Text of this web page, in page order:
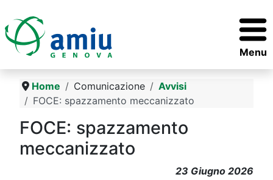
Menu
Home Comunicazione
Avvisi
FOCE: spazzamento meccanizzato
FOCE: spazzamento
meccanizzato
23 Giugno 2026